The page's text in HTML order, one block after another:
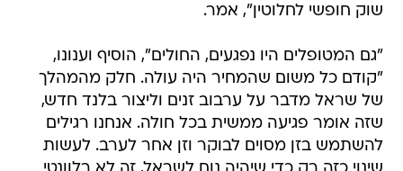
שוק חופשי לחלוטין", אמר.
"גם המטופלים היו נפגעים, החולים", הוסיף וענונו,
"קודם כל משום שהמחיר היה עולה. חלק מהמהלך
של שראל מדבר על ערבוב זנים וליצור בלנד חדש,
שזה אומר פגיעה ממשית בכל חולה. אנחנו רגילים
להשתמש בזן מסוים לבוקר וזן אחר לערב. לעשות